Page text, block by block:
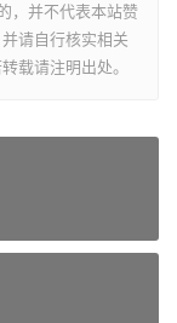
，并不代表本站赞
请自行核实相关
载请注明出处。